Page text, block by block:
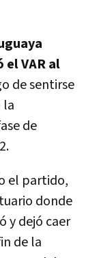
el VAR al
de sentirse
la
de
el partido,
donde
y dejó caer
de la